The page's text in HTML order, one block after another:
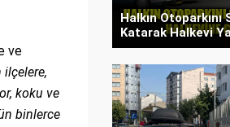
ve
ilçelere,
koku ve
binlerce
Halkın
Katarak Halkevi